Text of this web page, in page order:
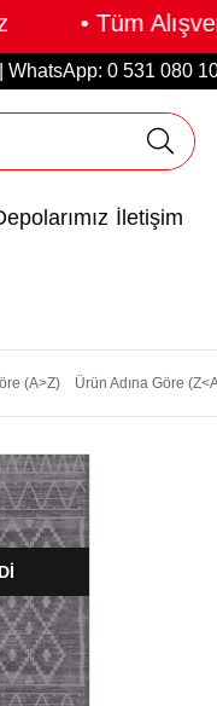
• Tüm
WhatsApp: 0 531 080
İletişim
(A>Z) Ürün Adına Göre